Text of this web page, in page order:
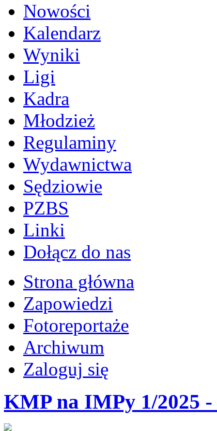
Nowości
Kalendarz
Wyniki
Ligi
Kadra
Młodzież
Regulaminy
Wydawnictwa
Sędziowie
PZBS
Linki
Dołącz do nas
Strona główna
Zapowiedzi
Fotoreportaże
Archiwum
Zaloguj się
KMP na IMPy 1/2025